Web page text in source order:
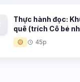
Thực hành đọc:
quê (trích Cô bé
🟡 45p